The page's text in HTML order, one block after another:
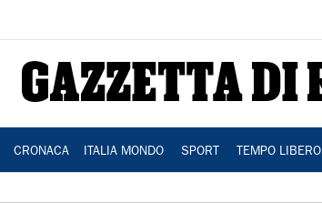
CRONACA ITALIA MONDO SPORT TEMPO LIBERO